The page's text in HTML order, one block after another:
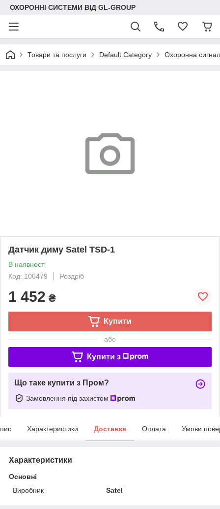
ОХОРОННІ СИСТЕМИ ВІД GL-GROUP
Товари та послуги Default Category Охоронна
Датчик диму Satel TSD-1
В наявності
Код: 106479
Роздріб
1 452 ₴
Купити
або
Купити з
Що таке купити з Пром?
Замовлення під захистом
Характеристики Доставка Оплата Умови
Характеристики
Основні
Виробник
Satel